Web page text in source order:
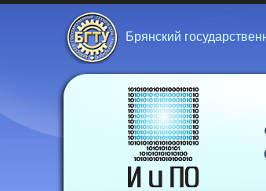
Брянский